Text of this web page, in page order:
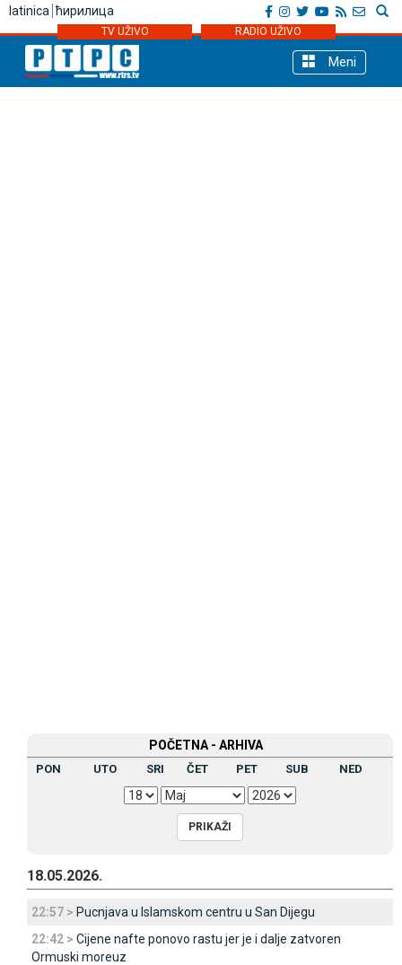
latinica ћирилица
TV UŽIVO RADIO UŽIVO
Meni
POČETNA - ARHIVA
PON UTO SRI ČET PET SUB NED
18.05.2026.
22:57 > Pucnjava u Islamskom centru u San Dijegu
22:42 > Cijene nafte ponovo rastu jer je i dalje zatvoren
Ormuski moreuz